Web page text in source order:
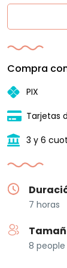
Compra
PIX
Tarjetas
3 y 6
7 horas
8 people